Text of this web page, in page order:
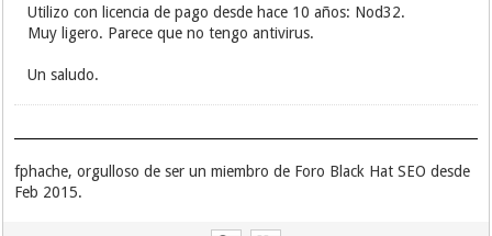
Utilizo con licencia de pago desde hace 10 años: Nod32.
Muy ligero. Parece que no tengo antivirus.
Un saludo.
fphache, orgulloso de ser un miembro de Foro Black Hat SEO desde
Feb 2015.